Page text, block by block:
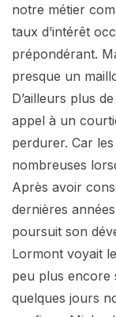
notre métier
taux d’intérêt
prépondérant.
presque un
D’ailleurs plus
appel à un
perdurer. Car
nombreuses
Après avoir
dernières
poursuit son
Lormont voyait
peu plus encore
quelques jours